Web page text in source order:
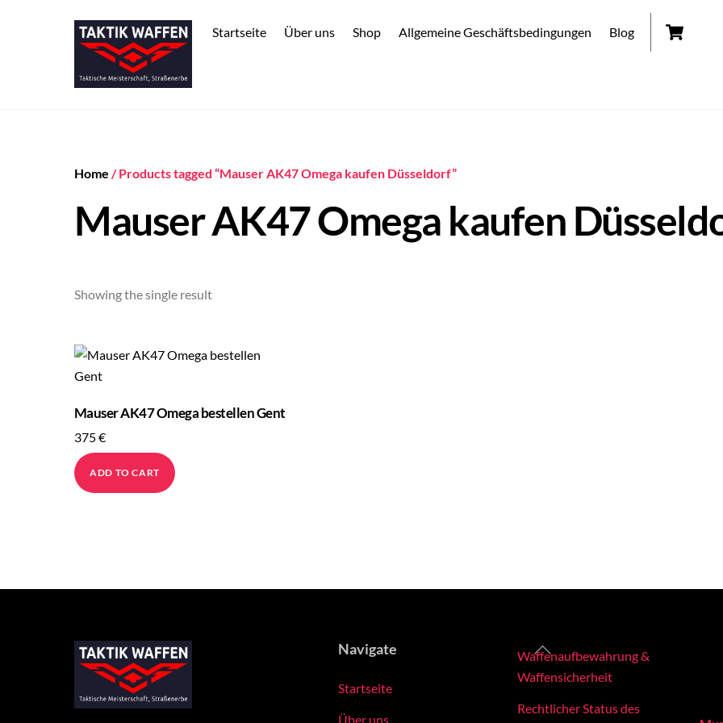
Startseite Über uns Shop Allgemeine Geschäftsbedingungen Blog
Home / Products tagged “Mauser AK47 Omega kaufen Düsseldorf”
Mauser AK47 Omega kaufen
Showing the single result
Mauser AK47 Omega bestellen Gent
375€
ADD TO CART
Back
Navigate
Startseite
Über uns
Waffenaufbewahrung &
Waffensicherheit
Rechtlicher Status des